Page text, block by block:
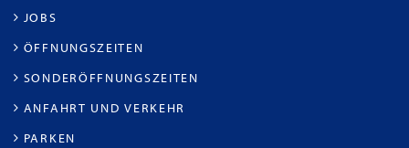
JOBS
ÖFFNUNGSZEITEN
SONDERÖFFNUNGSZEITEN
ANFAHRT UND VERKEHR
PARKEN